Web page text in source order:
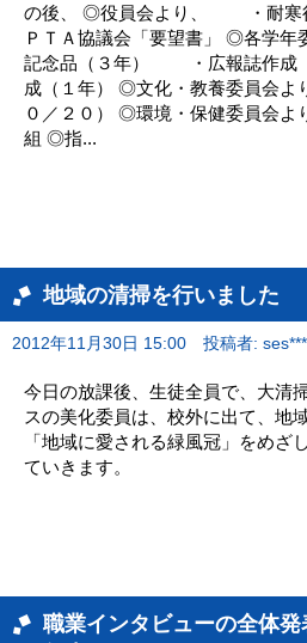
の後、 ◎役員会より、 ・耐
ＰＴＡ協議会「要望書」 ◎各学
記念品（３年） ・広報誌作
成（１年） ◎文化・教養委員会
０／２０） ◎環境・保健委員会
組 ◎指...
地域の清掃を行いました
2012年11月30日 15:00 投稿者:
今日の放課後、生徒全員で、大清
スの美化委員は、校外に出て、地
「地域に愛される緑風冠」をめざ
ていきます。
職業インタビューの全体